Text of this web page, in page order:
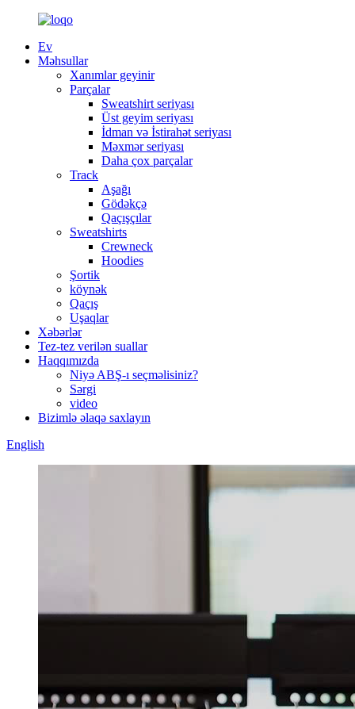
Ev
Məhsullar
Xanımlar geyinir
Parçalar
Sweatshirt seriyası
Üst geyim seriyası
İdman və İstirahət seriyası
Məxmər seriyası
Daha çox parçalar
Track
Aşağı
Gödəkçə
Qaçışçılar
Sweatshirts
Crewneck
Hoodies
Şortik
köynək
Qaçış
Uşaqlar
Xəbərlər
Tez-tez verilən suallar
Haqqımızda
Niyə ABŞ-ı seçməlisiniz?
Sərgi
video
Bizimlə əlaqə saxlayın
English